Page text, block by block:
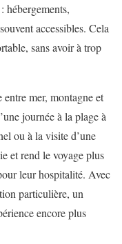
hébergements,
accessibles. Cela
sans avoir à trop
mer, montagne et
journée à la plage à
ou à la visite d’une
et rend le voyage plus
leur hospitalité. Avec
particulière, un
encore plus